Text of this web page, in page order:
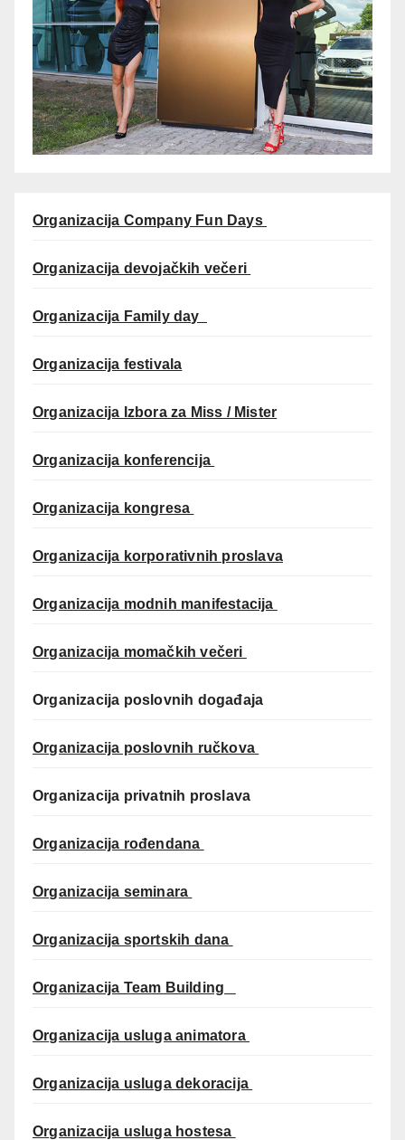
Organizacija Company Fun Days
Organizacija devojačkih večeri
Organizacija Family day
Organizacija festivala
Organizacija Izbora za Miss / Mister
Organizacija konferencija
Organizacija kongresa
Organizacija korporativnih proslava
Organizacija modnih manifestacija
Organizacija momačkih večeri
Organizacija poslovnih događaja
Organizacija poslovnih ručkova
Organizacija privatnih proslava
Organizacija rođendana
Organizacija seminara
Organizacija sportskih dana
Organizacija Team Building
Organizacija usluga animatora
Organizacija usluga dekoracija
Organizacija usluga hostesa